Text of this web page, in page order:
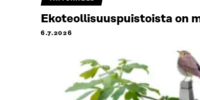
Ekoteollisuuspuistoista on
6.7.2026